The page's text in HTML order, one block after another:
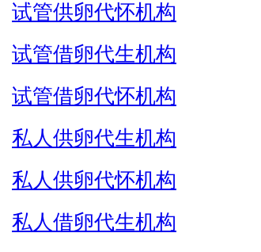
试管供卵代怀机构
试管借卵代生机构
试管借卵代怀机构
私人供卵代生机构
私人供卵代怀机构
私人借卵代生机构